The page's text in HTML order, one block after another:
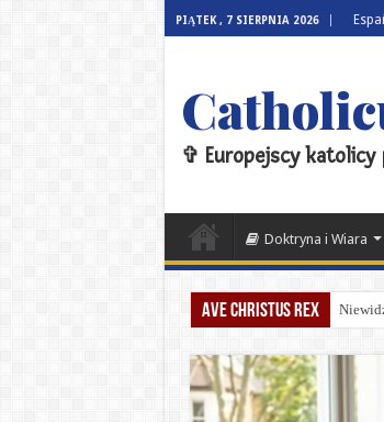
PIĄTEK , 7 SIERPNIA 2026
✞ Europejscy katolicy
Doktryna i Wiara
Ave Christus Rex